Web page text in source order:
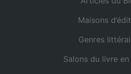
Maisons
Genres
Salons du livre en